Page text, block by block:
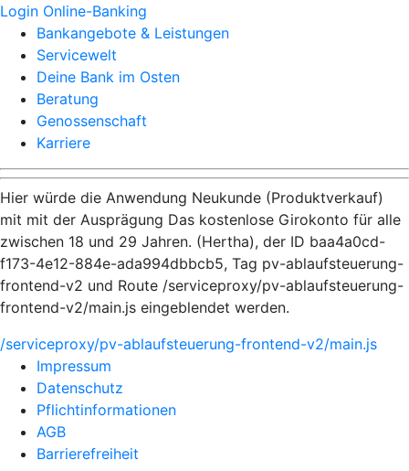
Login Online-Banking
Bankangebote & Leistungen
Servicewelt
Deine Bank im Osten
Beratung
Genossenschaft
Karriere
Hier würde die Anwendung Neukunde (Produktverkauf)
mit mit der Ausprägung Das kostenlose Girokonto für alle
zwischen 18 und 29 Jahren. (Hertha), der ID baa4a0cd-
f173-4e12-884e-ada994dbbcb5, Tag pv-ablaufsteuerung-
frontend-v2 und Route /serviceproxy/pv-ablaufsteuerung-
frontend-v2/main.js eingeblendet werden.
/serviceproxy/pv-ablaufsteuerung-frontend-v2/main.js
Impressum
Datenschutz
Pflichtinformationen
AGB
Barrierefreiheit